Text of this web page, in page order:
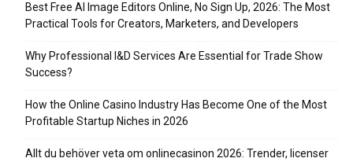
Best Free AI Image Editors Online, No Sign Up, 2026: The Most
Practical Tools for Creators, Marketers, and Developers
Why Professional I&D Services Are Essential for Trade Show
Success?
How the Online Casino Industry Has Become One of the Most
Profitable Startup Niches in 2026
Allt du behöver veta om onlinecasinon 2026: Trender, licenser